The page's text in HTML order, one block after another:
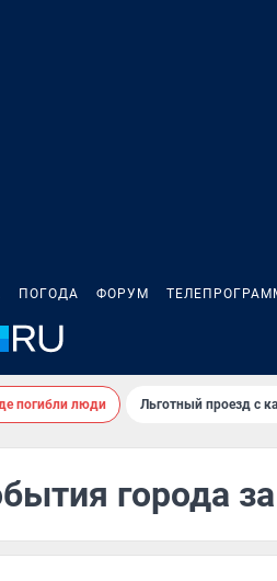
ПОГОДА ФОРУМ
погибли люди Льготный проезд с
города